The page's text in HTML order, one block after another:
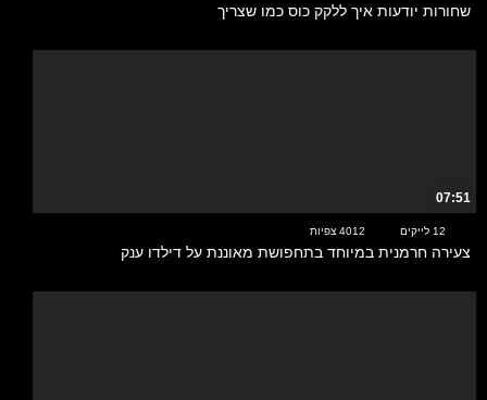
שחורות יודעות איך ללקק כוס כמו שצריך
07:51
12 לייקים 4012 צפיות
צעירה חרמנית במיוחד בתחפושת מאוננת על דילדו ענק